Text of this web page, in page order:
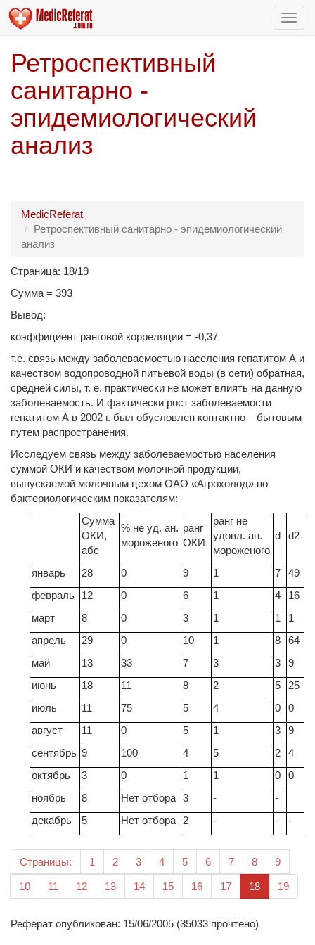
Ретроспективный
cанитарно -
эпидемиологический
анализ
MedicReferat
Ретроспективный cанитарно - эпидемиологический
анализ
Страница: 18/19
Сумма = 393
Вывод:
коэффициент ранговой корреляции = -0,37
т.е. связь между заболеваемостью населения гепатитом А и
качеством водопроводной питьевой воды (в сети) обратная,
средней силы, т. е. практически не может влиять на данную
заболеваемость. И фактически рост заболеваемости
гепатитом А в 2002 г. был обусловлен контактно – бытовым
путем распространения.
Исследуем связь между заболеваемостью населения
суммой ОКИ и качеством молочной продукции,
выпускаемой молочным цехом ОАО «Агрохолод» по
бактериологическим показателям:
Сумма
ОКИ,
абс
% не уд. ан.
мороженого
ранг
ОКИ
ранг не
удовл. ан.
мороженого
d d2
январь 28 0 9 1 7
49
февраль
12 0 6 1 4
16
март
8 0 3 1 1
1
апрель
29 0 10 1 8
64
май
13 33 7 3 3
9
июнь
18 11 8 2 5
25
июль
11 75 5 4 0
0
август
11 0 5 1 3
9
сентябрь 9 100 4 5 2
4
октябрь
3 0 1 1 0
0
ноябрь
8 Нет отбора 3 -
-
декабрь
5 Нет отбора 2 - - -
Страницы: 1 2 3 4 5 6 7 8 9
10 11 12 13 14 15 16 17 18(текущая)
19
Реферат опубликован: 15/06/2005 (35033 прочтено)